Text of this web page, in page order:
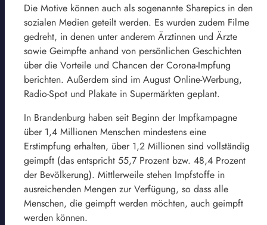
Die Motive können auch als sogenannte Sharepics in den
sozialen Medien geteilt werden. Es wurden zudem Filme
gedreht, in denen unter anderem Ärztinnen und Ärzte
sowie Geimpfte anhand von persönlichen Geschichten
über die Vorteile und Chancen der Corona-Impfung
berichten. Außerdem sind im August Online-Werbung,
Radio-Spot und Plakate in Supermärkten geplant.
In Brandenburg haben seit Beginn der Impfkampagne
über 1,4 Millionen Menschen mindestens eine
Erstimpfung erhalten, über 1,2 Millionen sind vollständig
geimpft (das entspricht 55,7 Prozent bzw. 48,4 Prozent
der Bevölkerung). Mittlerweile stehen Impfstoffe in
ausreichenden Mengen zur Verfügung, so dass alle
Menschen, die geimpft werden möchten, auch geimpft
werden können.